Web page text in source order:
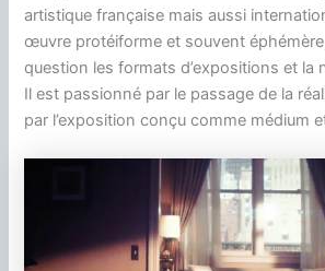
artistique française mais aussi
œuvre protéiforme et souvent
question les formats d’expositions et la
Il est passionné par le passage de la
par l’exposition conçu comme médium